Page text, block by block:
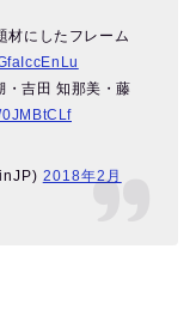
材にしたフレーム
・吉田 知那美・藤
2018年2月